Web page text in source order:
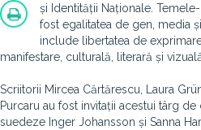
și Identității Naționale.
fost egalitatea de gen, media
include libertatea de
manifestare, culturală, literară și
Scriitorii Mircea Cărtărescu, Laura
Purcaru au fost invitații acestui târg
suedeze Inger Johansson și Sanna